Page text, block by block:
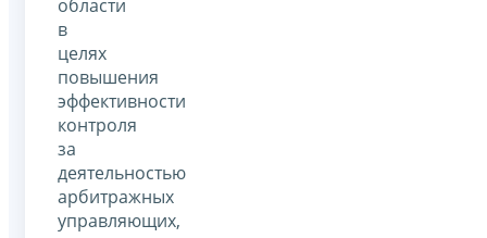
области
в
целях
повышения
эффективности
контроля
за
деятельностью
арбитражных
управляющих,